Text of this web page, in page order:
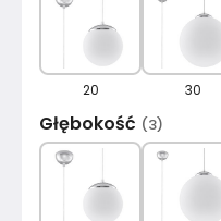
20 30
Głębokość (3)